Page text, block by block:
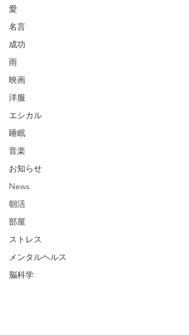
愛
名言
成功
雨
映画
洋服
エシカル
睡眠
音楽
お知らせ
News
朝活
部屋
ストレス
メンタルヘルス
脳科学